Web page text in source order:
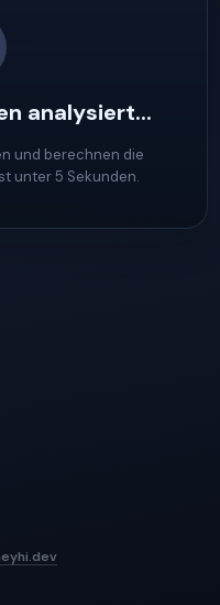
analysiert...
und berechnen die
unter 5 Sekunden.